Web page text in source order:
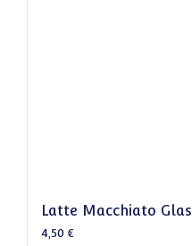
Latte Macchiato Glas
4,50 €